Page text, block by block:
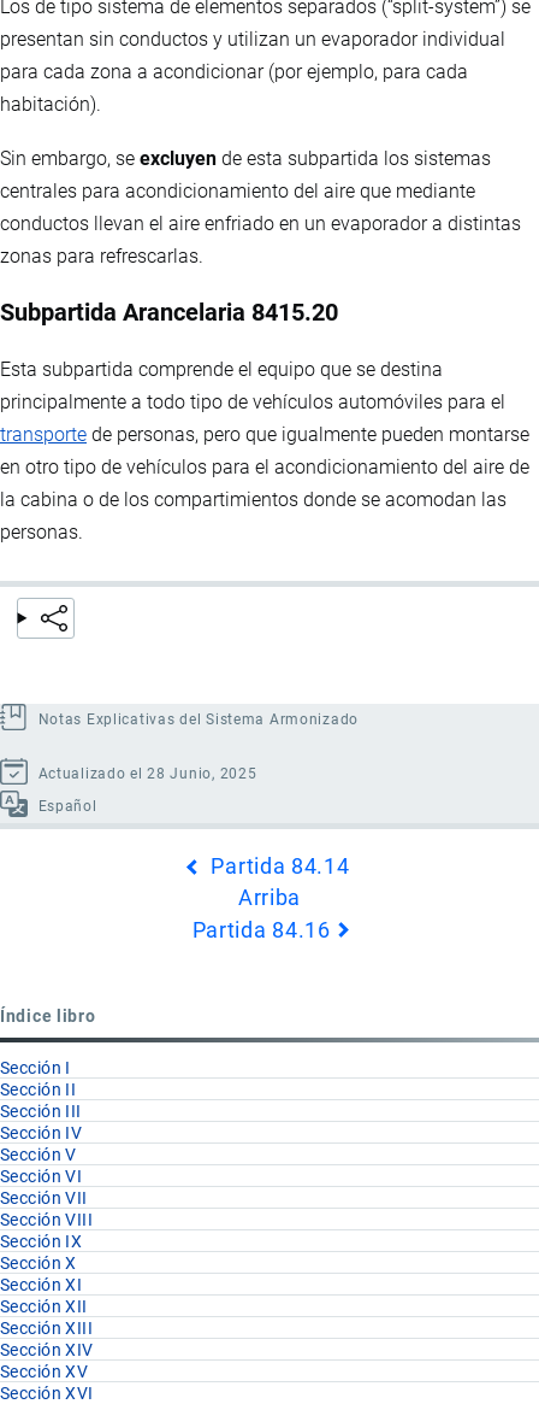
Los de tipo sistema de elementos separados (“split-system”) se
presentan sin conductos y utilizan un evaporador individual
para cada zona a acondicionar (por ejemplo, para cada
habitación).
Sin embargo, se excluyen de esta subpartida los sistemas
centrales para acondicionamiento del aire que mediante
conductos llevan el aire enfriado en un evaporador a distintas
zonas para refrescarlas.
Subpartida Arancelaria 8415.20
Esta subpartida comprende el equipo que se destina
principalmente a todo tipo de vehículos automóviles para el
transporte de personas, pero que igualmente pueden montarse
en otro tipo de vehículos para el acondicionamiento del aire de
la cabina o de los compartimientos donde se acomodan las
personas.
Notas Explicativas del Sistema Armonizado
Actualizado el 28 Junio, 2025
Español
84.15
Partida 84.14
Arriba
Partida 84.16
Índice libro
Sección I
Sección II
Sección III
Sección IV
Sección V
Sección VI
Sección VII
Sección VIII
Sección IX
Sección X
Sección XI
Sección XII
Sección XIII
Sección XIV
Sección XV
Sección XVI